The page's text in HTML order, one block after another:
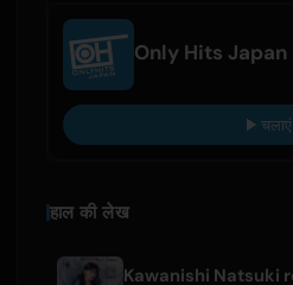
Only Hits Japan
चलाएं
हाल की लेख